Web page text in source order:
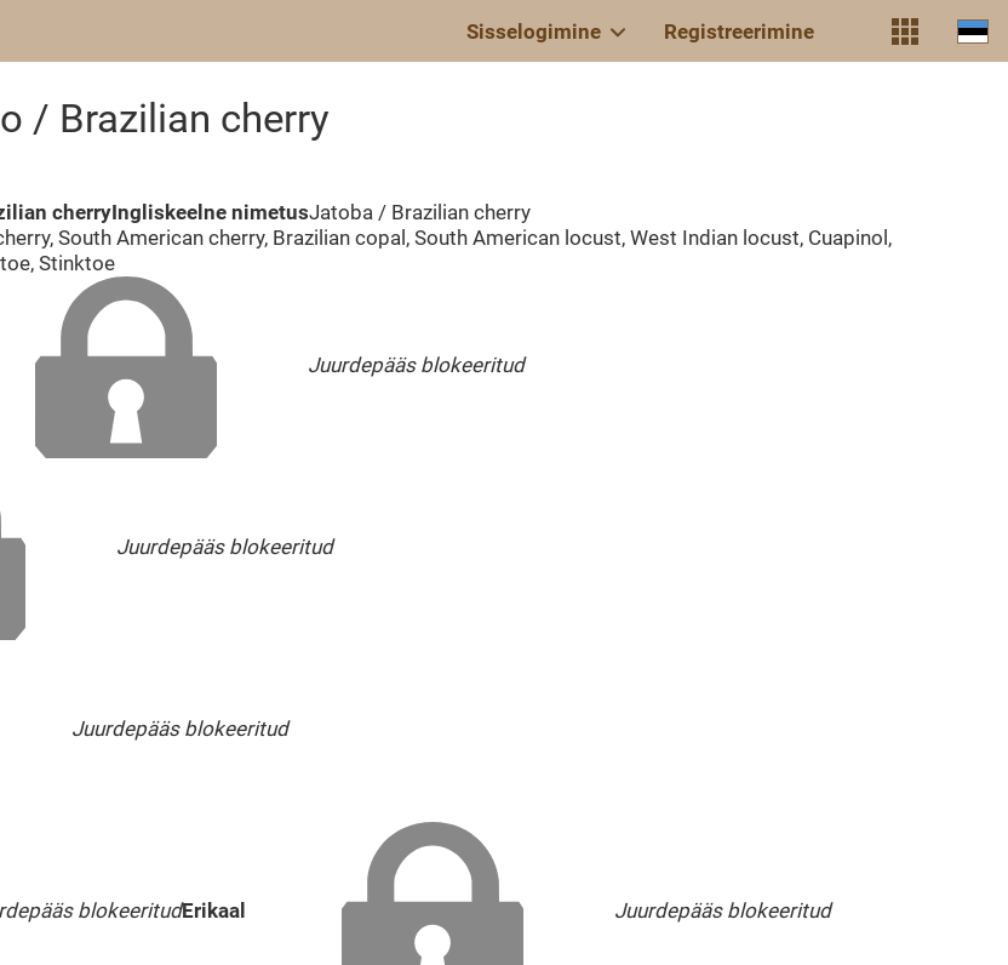
Sisselogimine Registreerimine
/ Brazilian cherry
cherryIngliskeelne nimetusJatoba / Brazilian cherry
South American cherry, Brazilian copal, South American locust, West Indian locust, Cuapinol,
Stinktoe
Juurdepääs blokeeritud
Juurdepääs blokeeritud
Juurdepääs blokeeritud
blokeeritudErikaal Juurdepääs blokeeritud